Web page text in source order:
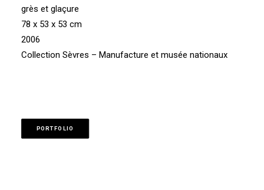
grès et glaçure
78 x 53 x 53 cm
2006
Collection Sèvres – Manufacture et musée nationaux
PORTFOLIO